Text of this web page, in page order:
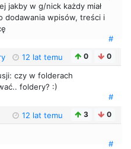
jakby w g/nick każdy miał
dodawania wpisów, treści i
#
12 lat temu 0 0
czy w folderach
foldery? :)
#
12 lat temu 3 0
#